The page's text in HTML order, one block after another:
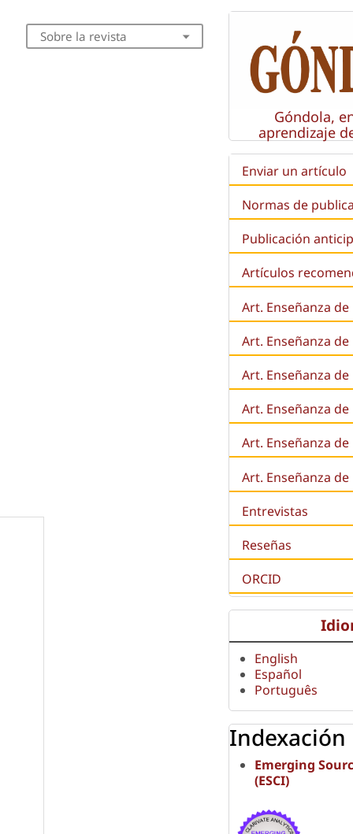
Sobre la revista
Góndola,
aprendizaje
Enviar un artículo
Normas de
Publicación
Artículos
Art. Enseñanza
Art. Enseñanza
Art. Enseñanza de
Art. Enseñanza de
Art. Enseñanza
Art. Enseñanza
Entrevistas
Reseñas
ORCID
English
Español
Português
Indexación
Emerging
(ESCI)